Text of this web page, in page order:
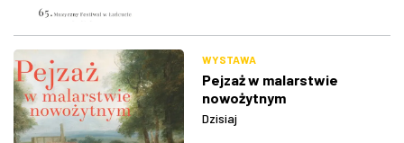
WYSTAWA
Pejzaż w malarstwie
nowożytnym
Dzisiaj